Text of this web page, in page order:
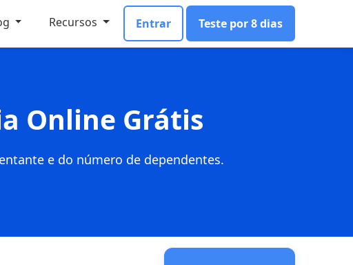
Recursos Entrar Teste por 8 dias
Online Grátis
e do número de dependentes.